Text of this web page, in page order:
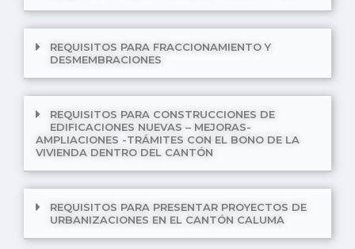
REQUISITOS PARA FRACCIONAMIENTO Y
DESMEMBRACIONES
REQUISITOS PARA CONSTRUCCIONES DE
EDIFICACIONES NUEVAS – MEJORAS-
AMPLIACIONES -TRÁMITES CON EL BONO DE LA
VIVIENDA DENTRO DEL CANTÓN
REQUISITOS PARA PRESENTAR PROYECTOS DE
URBANIZACIONES EN EL CANTÓN CALUMA